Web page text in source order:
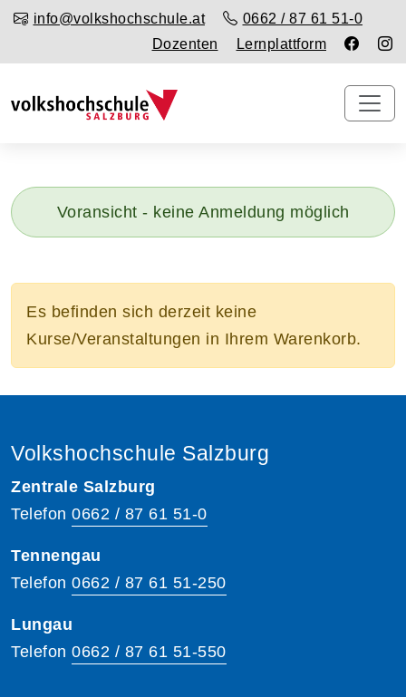
info@volkshochschule.at
0662 / 87 61 51-0
Dozenten
Lernplattform
Voransicht - keine Anmeldung möglich
Es befinden sich derzeit keine
Kurse/Veranstaltungen in Ihrem Warenkorb.
Volkshochschule Salzburg
Zentrale Salzburg
Telefon 0662 / 87 61 51-0
Tennengau
Telefon 0662 / 87 61 51-250
Lungau
Telefon 0662 / 87 61 51-550